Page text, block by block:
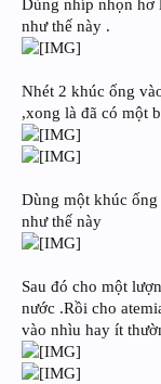
Dùng nhíp nhọn hơ
như thế này .
Nhét 2 khúc ống
,xong là đã có một
Dùng một khúc
như thế này
Sau đó cho một
nước .Rồi cho
vào nhìu hay ít